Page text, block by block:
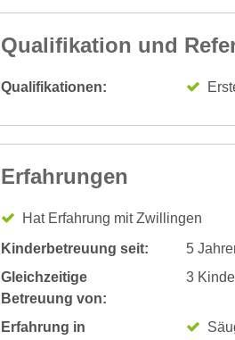
Qualifikation und
Qualifikationen:
Erfahrungen
Hat Erfahrung mit Zwillingen
Kinderbetreuung seit:
5
Gleichzeitige
Betreuung von:
3
Erfahrung in